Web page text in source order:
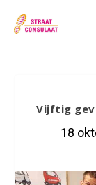
Vijftig
18